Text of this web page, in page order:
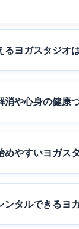
ヨガスタジオ
や心身の健康
やすいヨガス
タルできるヨ